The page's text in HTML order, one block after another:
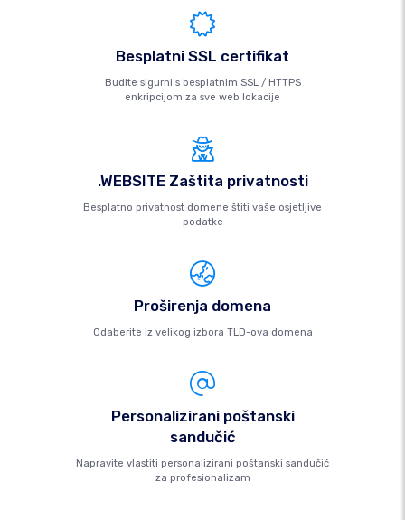
Besplatni SSL certifikat
Budite sigurni s besplatnim SSL / HTTPS
enkripcijom za sve web lokacije
.WEBSITE Zaštita privatnosti
Besplatno privatnost domene štiti vaše osjetljive
podatke
Proširenja domena
Odaberite iz velikog izbora TLD-ova domena
Personalizirani poštanski
sandučić
Napravite vlastiti personalizirani poštanski sandučić
za profesionalizam